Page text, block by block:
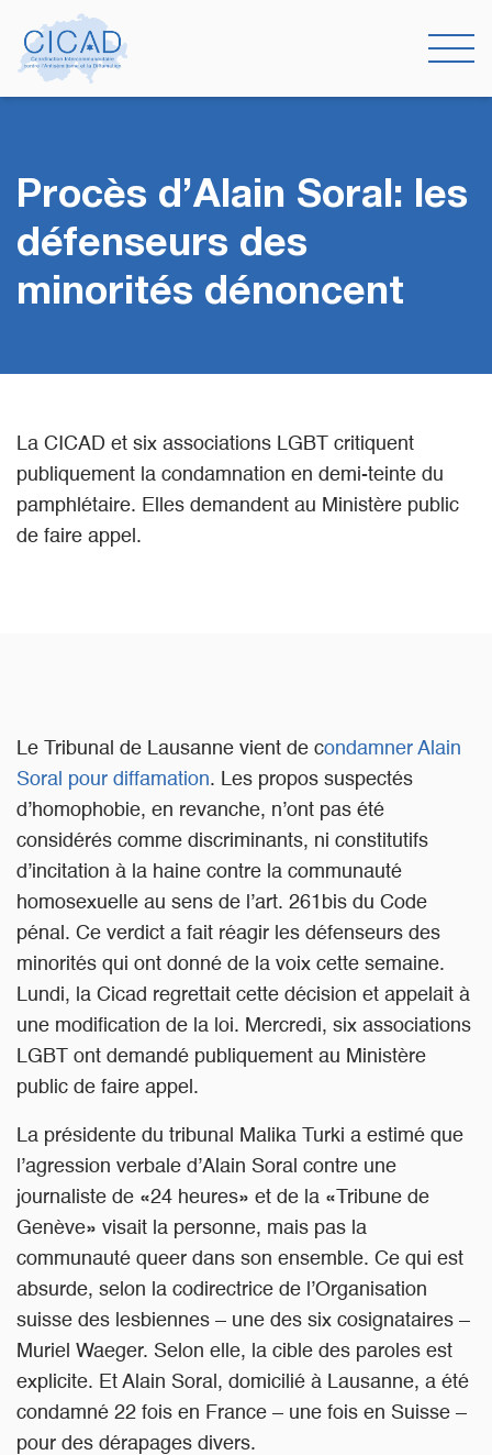
Procès d’Alain Soral: les
défenseurs des
minorités dénoncent
La CICAD et six associations LGBT critiquent
publiquement la condamnation en demi-teinte du
pamphlétaire. Elles demandent au Ministère public
de faire appel.
Le Tribunal de Lausanne vient de condamner Alain
Soral pour diffamation. Les propos suspectés
d’homophobie, en revanche, n’ont pas été
considérés comme discriminants, ni constitutifs
d’incitation à la haine contre la communauté
homosexuelle au sens de l’art. 261bis du Code
pénal. Ce verdict a fait réagir les défenseurs des
minorités qui ont donné de la voix cette semaine.
Lundi, la Cicad regrettait cette décision et appelait à
une modification de la loi. Mercredi, six associations
LGBT ont demandé publiquement au Ministère
public de faire appel.
La présidente du tribunal Malika Turki a estimé que
l’agression verbale d’Alain Soral contre une
journaliste de «24 heures» et de la «Tribune de
Genève» visait la personne, mais pas la
communauté queer dans son ensemble. Ce qui est
absurde, selon la codirectrice de l’Organisation
suisse des lesbiennes – une des six cosignataires –
Muriel Waeger. Selon elle, la cible des paroles est
explicite. Et Alain Soral, domicilié à Lausanne, a été
condamné 22 fois en France – une fois en Suisse –
pour des dérapages divers.